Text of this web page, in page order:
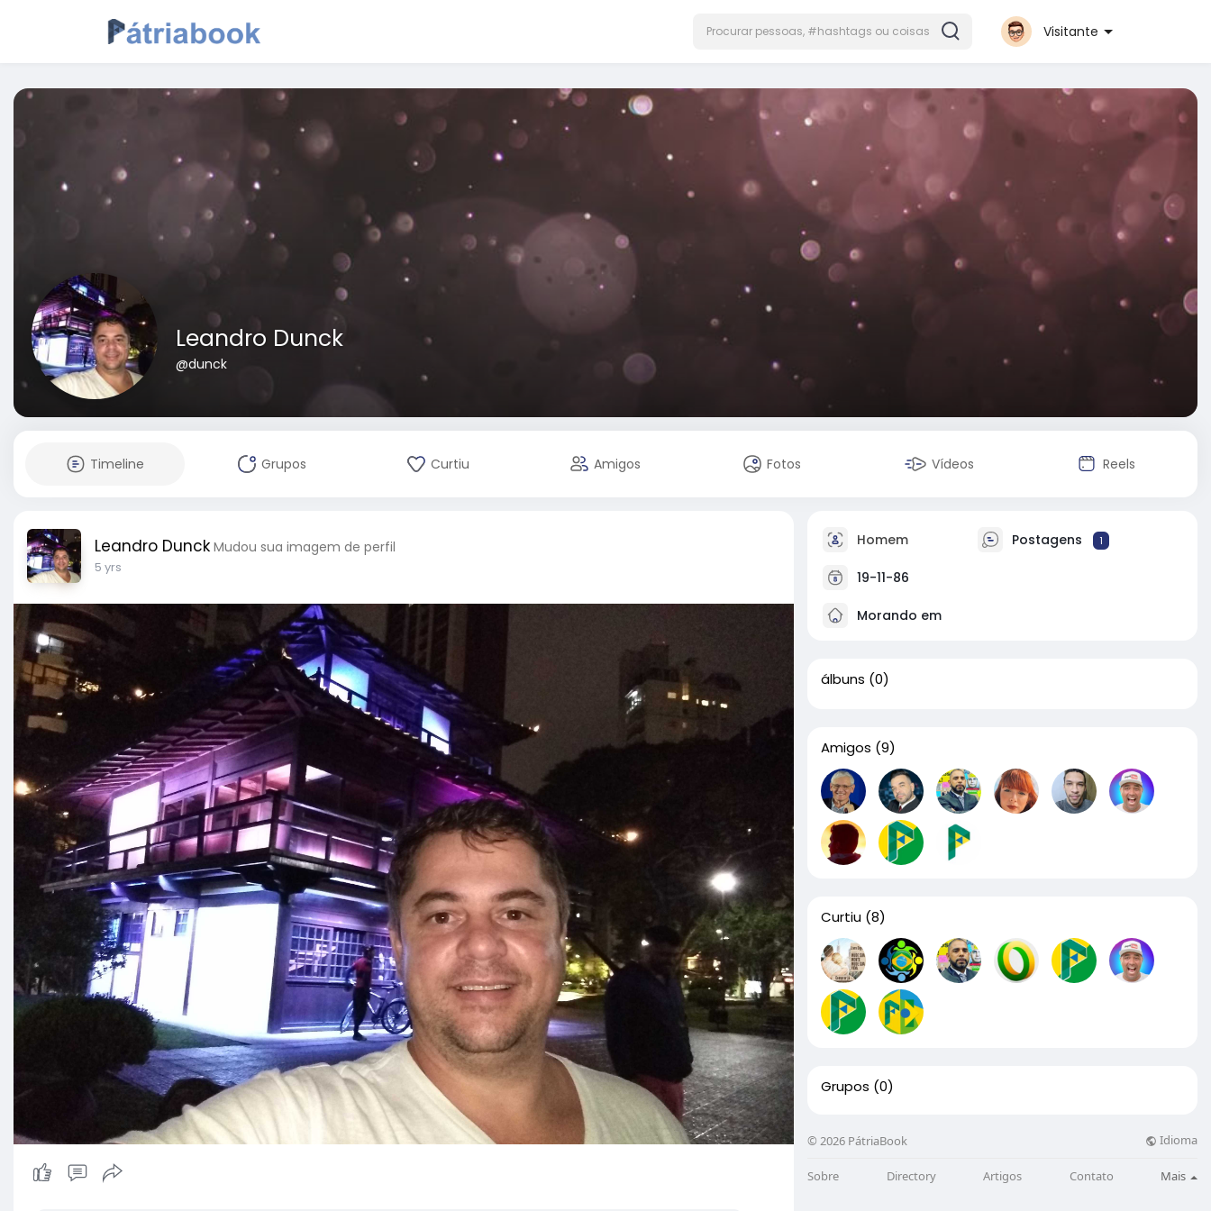
Visitante
Leandro Dunck
@dunck
Timeline Grupos Curtiu Amigos Fotos Vídeos Reels
Leandro Dunck Mudou sua imagem de perfil
5 yrs
Homem Postagens 1
19-11-86
Morando em
álbuns (0)
Amigos (9)
Curtiu (8)
Grupos (0)
© 2026 PátriaBook Idioma
Sobre Directory Artigos Contato Mais